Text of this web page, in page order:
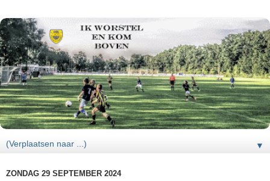
▼
ZONDAG 29 SEPTEMBER 2024